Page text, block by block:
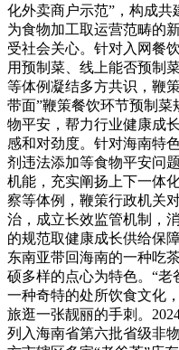
化外卖商户示范”，构成
为食物加工取运营范畴的
受社会关心。针对入网餐
用预制菜、线上能否预制
等体例凝结多方共识，鞭
带面”鞭策餐饮环节预制
物平安，帮力行业健康成
感和对劲度。针对海南特
剂违法添加等食物平安问
机能，充实阐扬上下一体
察等体例，鞭策行政机关
治，成立长效监管机制，
的规范取健康成长供给保
东南亚带回海南的一种吃
硕多样的点心为特色。“
一种奇特的处所饮食文化
旅逛一张靓丽的手刺。
列入海南省第六批省级非